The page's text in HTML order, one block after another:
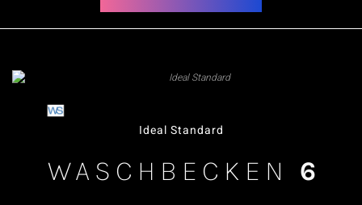
Ideal Standard
WASCHBECKEN 6